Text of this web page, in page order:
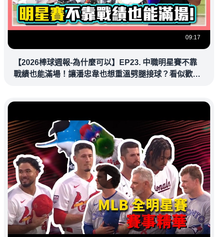
09:17
【2026棒球週報-為什麼可以】EP23. 中職明星賽不靠
戰績也能滿場！讓潘忠韋也想重溫劈腿接球？看似歡樂